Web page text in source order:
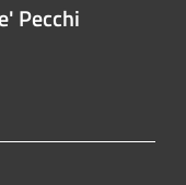
Pecchi